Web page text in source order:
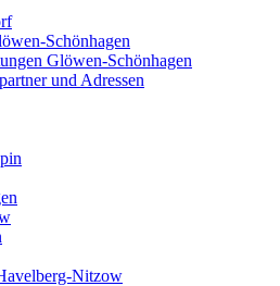
Schönhagen
Glöwen-Schönhagen
und Adressen
Nitzow